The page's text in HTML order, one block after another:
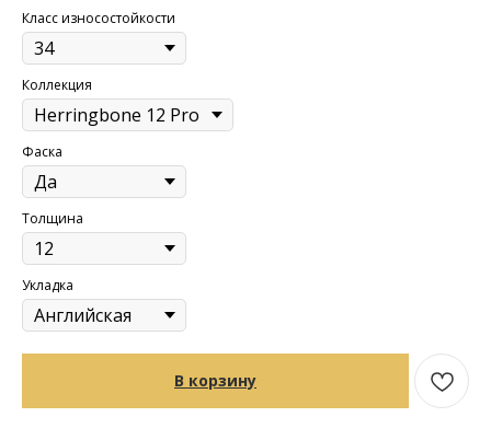
Класс износостойкости
Коллекция
Фаска
Толщина
Укладка
В корзину